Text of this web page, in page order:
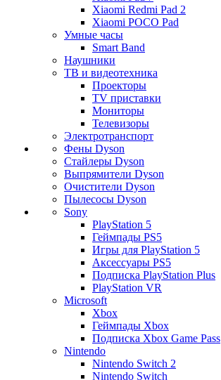
Xiaomi Redmi Pad 2
Xiaomi POCO Pad
Умные часы
Smart Band
Наушники
ТВ и видеотехника
Проекторы
TV приставки
Мониторы
Телевизоры
Электротранспорт
Фены Dyson
Стайлеры Dyson
Выпрямители Dyson
Очистители Dyson
Пылесосы Dyson
Sony
PlayStation 5
Геймпады PS5
Игры для PlayStation 5
Аксессуары PS5
Подписка PlayStation Plus
PlayStation VR
Microsoft
Xbox
Геймпады Xbox
Подписка Xbox Game Pass
Nintendo
Nintendo Switch 2
Nintendo Switch